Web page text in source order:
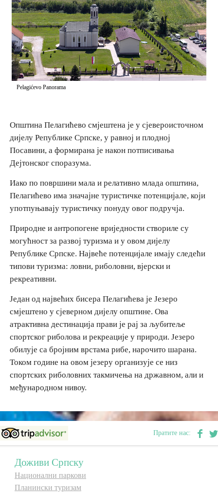
Мултимедија
Фото
Видео
Откриј Српску
Pelagićevo Panorama
Општина Пелагићево смјештена је у сјевероисточном
дијелу Републике Српске, у равној и плодној
Посавини, а формирана је након потписивања
Дејтонског споразума.
Иако по површини мала и релативно млада општина,
Пелагићево има значајне туристичке потенцијале, који
употпуњавају туристичку понуду овог подручја.
Природне и антропогене вриједности створиле су
могућност за развој туризма и у овом дијелу
Републике Српске. Највеће потенцијале имају следећи
типови туризма: ловни, риболовни, вјерски и
рекреативни.
Један од највећих бисера Пелагићева је Језеро
смјештено у сјеверном дијелу општине. Ова
атрактивна дестинација прави је рај за љубитеље
спортског риболова и рекреације у природи. Језеро
обилује са бројним врстама рибе, нарочито шарана.
Током године на овом језеру организује се низ
спортских риболовних такмичења на државном, али и
међународном нивоу.
Пратите нас:
Доживи Српску
Национални паркови
Планински туризам